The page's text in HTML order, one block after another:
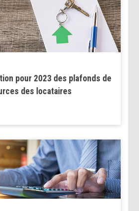
pour 2023 des plafonds de
des locataires